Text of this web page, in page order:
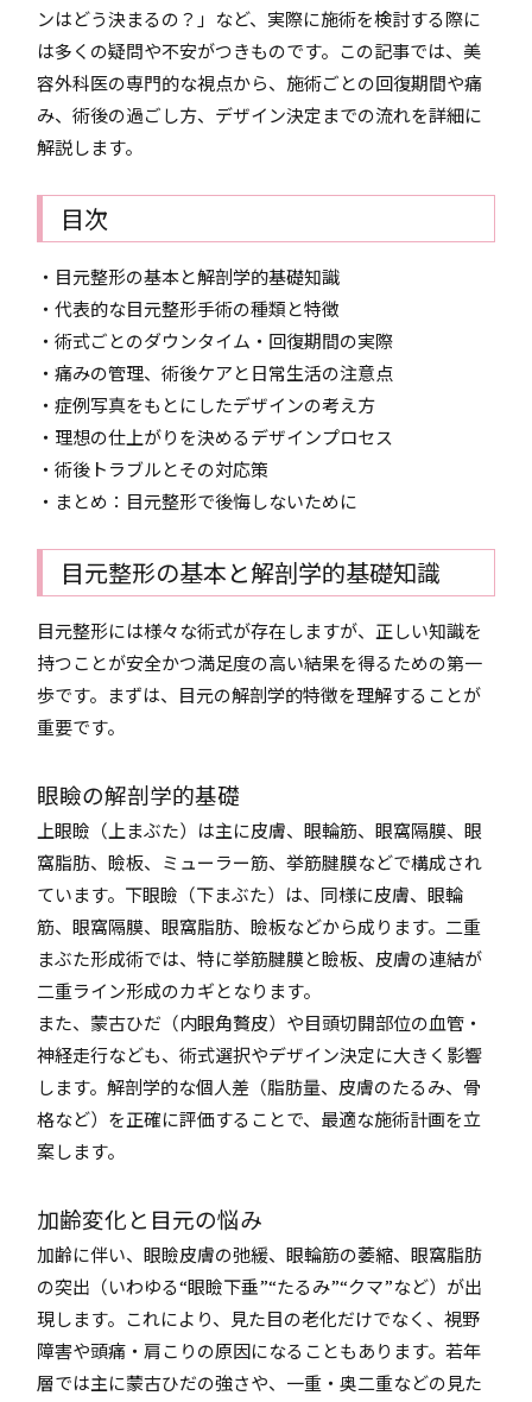
ンはどう決まるの？」など、実際に施術を検討する際に
は多くの疑問や不安がつきものです。この記事では、美
容外科医の専門的な視点から、施術ごとの回復期間や痛
み、術後の過ごし方、デザイン決定までの流れを詳細に
解説します。
目次
・目元整形の基本と解剖学的基礎知識
・代表的な目元整形手術の種類と特徴
・術式ごとのダウンタイム・回復期間の実際
・痛みの管理、術後ケアと日常生活の注意点
・症例写真をもとにしたデザインの考え方
・理想の仕上がりを決めるデザインプロセス
・術後トラブルとその対応策
・まとめ：目元整形で後悔しないために
目元整形の基本と解剖学的基礎知識
目元整形には様々な術式が存在しますが、正しい知識を
持つことが安全かつ満足度の高い結果を得るための第一
歩です。まずは、目元の解剖学的特徴を理解することが
重要です。
眼瞼の解剖学的基礎
上眼瞼（上まぶた）は主に皮膚、眼輪筋、眼窩隔膜、眼
窩脂肪、瞼板、ミューラー筋、挙筋腱膜などで構成され
ています。下眼瞼（下まぶた）は、同様に皮膚、眼輪
筋、眼窩隔膜、眼窩脂肪、瞼板などから成ります。二重
まぶた形成術では、特に挙筋腱膜と瞼板、皮膚の連結が
二重ライン形成のカギとなります。
また、蒙古ひだ（内眼角贅皮）や目頭切開部位の血管・
神経走行なども、術式選択やデザイン決定に大きく影響
します。解剖学的な個人差（脂肪量、皮膚のたるみ、骨
格など）を正確に評価することで、最適な施術計画を立
案します。
加齢変化と目元の悩み
加齢に伴い、眼瞼皮膚の弛緩、眼輪筋の萎縮、眼窩脂肪
の突出（いわゆる“眼瞼下垂”“たるみ”“クマ”など）が出
現します。これにより、見た目の老化だけでなく、視野
障害や頭痛・肩こりの原因になることもあります。若年
層では主に蒙古ひだの強さや、一重・奥二重などの見た